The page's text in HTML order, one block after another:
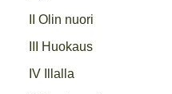
II Olin nuori
III Huokaus
IV Illalla